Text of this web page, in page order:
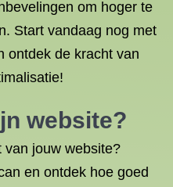
om hoger te
Start vandaag nog met
ontdek de kracht van
website?
van jouw website?
en ontdek hoe goed